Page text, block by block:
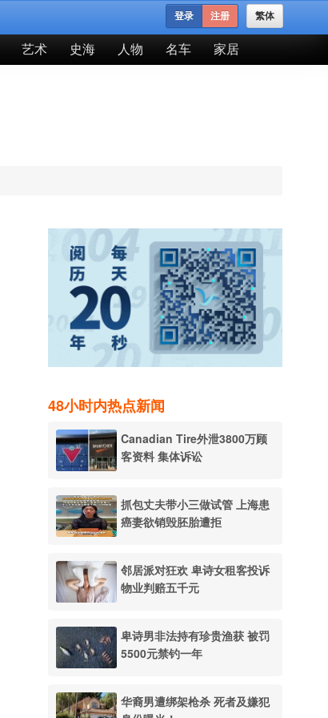
繁体
登录 注册
艺术 史海 人物 名车 家居
48小时内热点新闻
Canadian Tire外泄3800万顾
客资料 集体诉讼
抓包丈夫带小三做试管 上海患
癌妻欲销毁胚胎遭拒
邻居派对狂欢 卑诗女租客投诉
物业判赔五千元
卑诗男非法持有珍贵渔获 被罚
5500元禁钓一年
华裔男遭绑架枪杀 死者及嫌犯